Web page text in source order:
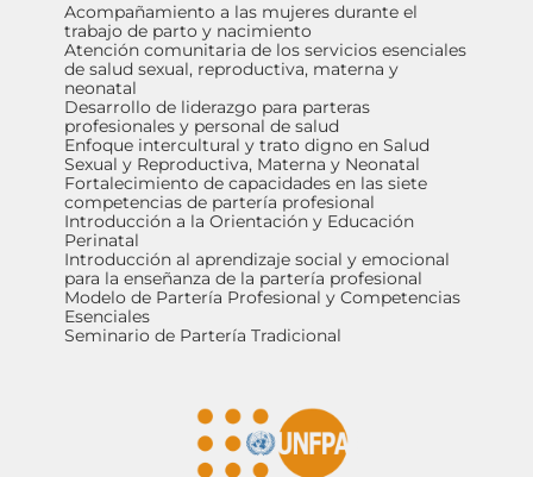
Acompañamiento a las mujeres durante el
trabajo de parto y nacimiento
Atención comunitaria de los servicios esenciales
de salud sexual, reproductiva, materna y
neonatal
Desarrollo de liderazgo para parteras
profesionales y personal de salud
Enfoque intercultural y trato digno en Salud
Sexual y Reproductiva, Materna y Neonatal
Fortalecimiento de capacidades en las siete
competencias de partería profesional
Introducción a la Orientación y Educación
Perinatal
Introducción al aprendizaje social y emocional
para la enseñanza de la partería profesional
Modelo de Partería Profesional y Competencias
Esenciales
Seminario de Partería Tradicional